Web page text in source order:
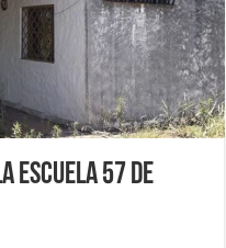
escuela 57 de